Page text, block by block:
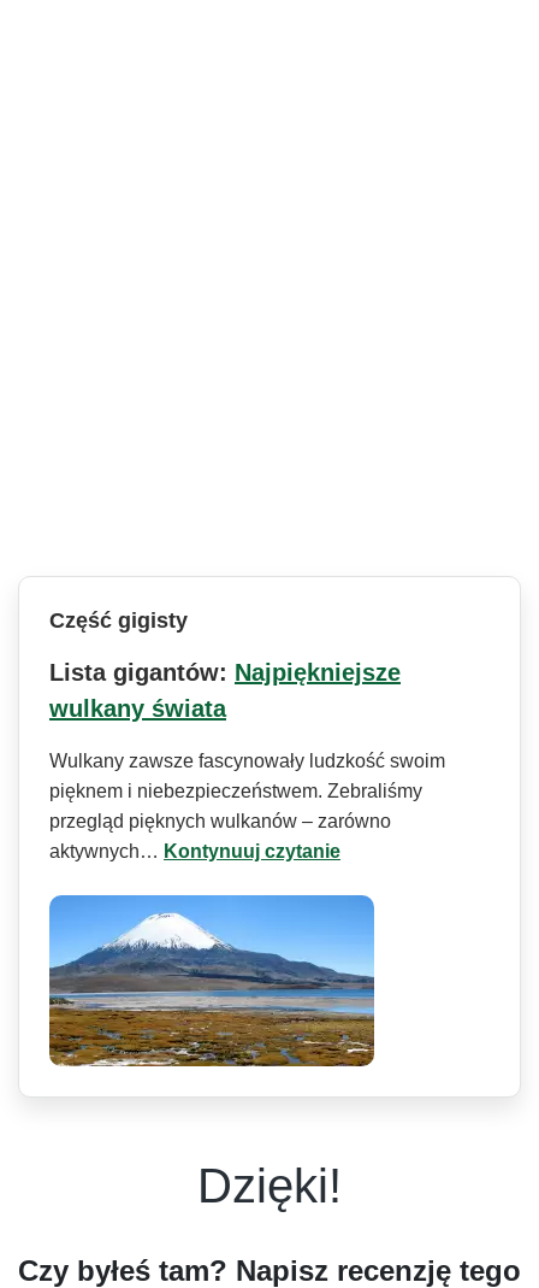
Część gigisty
Lista gigantów: Najpiękniejsze
wulkany świata
Wulkany zawsze fascynowały ludzkość swoim
pięknem i niebezpieczeństwem. Zebraliśmy
przegląd pięknych wulkanów – zarówno
aktywnych… Kontynuuj czytanie
Dzięki!
Czy byłeś tam? Napisz recenzję tego